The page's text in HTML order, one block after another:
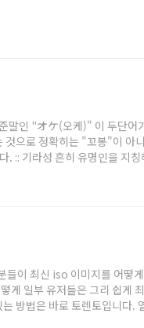
인 "オケ(오케)" 이 두단어
으로 정확히는 "꼬봉"이 아
:: 기라성 흔히 유명인을 지
형되어진 말이다. :: 나시 "
이 최신 iso 이미지를 어떻
일부 유저들은 그리 쉽게
방법은 바로 토렌토입니다.